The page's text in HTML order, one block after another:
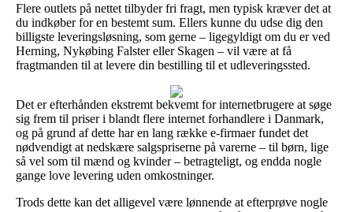
Flere outlets på nettet tilbyder fri fragt, men typisk kræver det at
du indkøber for en bestemt sum. Ellers kunne du udse dig den
billigste leveringsløsning, som gerne – ligegyldigt om du er ved
Herning, Nykøbing Falster eller Skagen – vil være at få
fragtmanden til at levere din bestilling til et udleveringssted.
Det er efterhånden ekstremt bekvemt for internetbrugere at søge
sig frem til priser i blandt flere internet forhandlere i Danmark,
og på grund af dette har en lang række e-firmaer fundet det
nødvendigt at nedskære salgspriserne på varerne – til børn, lige
så vel som til mænd og kvinder – betragteligt, og endda nogle
gange love levering uden omkostninger.
Trods dette kan det alligevel være lønnende at efterprøve nogle